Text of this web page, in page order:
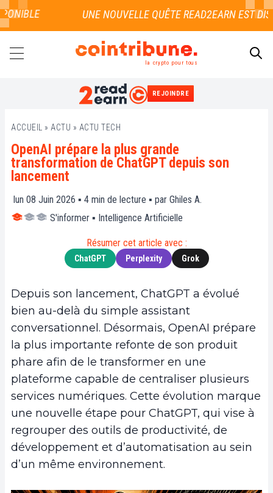
la crypto pour tous
REJOINDRE
ACCUEIL » ACTU » ACTU TECH
OpenAI prépare la plus grande
transformation de ChatGPT depuis son
lancement
lun 08 Juin 2026 ▪ 4 min de lecture ▪ par Ghiles A.
S'informer ▪ Intelligence Artificielle
Résumer cet article avec :
ChatGPT Perplexity Grok
Depuis son lancement, ChatGPT a évolué
bien au-delà du simple assistant
conversationnel. Désormais, OpenAI prépare
la plus importante refonte de son produit
phare afin de le transformer en une
plateforme capable de centraliser plusieurs
services numériques. Cette évolution marque
une nouvelle étape pour ChatGPT, qui vise à
regrouper des outils de productivité, de
développement et d’automatisation au sein
d’un même environnement.